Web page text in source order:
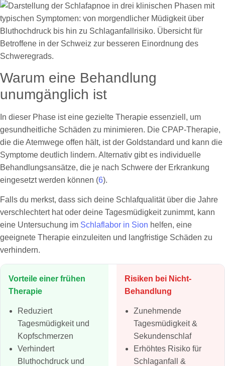
Warum eine Behandlung
unumgänglich ist
In dieser Phase ist eine gezielte Therapie essenziell, um
gesundheitliche Schäden zu minimieren. Die CPAP-Therapie,
die die Atemwege offen hält, ist der Goldstandard und kann die
Symptome deutlich lindern. Alternativ gibt es individuelle
Behandlungsansätze, die je nach Schwere der Erkrankung
eingesetzt werden können (6).
Falls du merkst, dass sich deine Schlafqualität über die Jahre
verschlechtert hat oder deine Tagesmüdigkeit zunimmt, kann
eine Untersuchung im Schlaflabor in Sion helfen, eine
geeignete Therapie einzuleiten und langfristige Schäden zu
verhindern.
Vorteile einer frühen
Therapie
Reduziert
Tagesmüdigkeit und
Kopfschmerzen
Verhindert
Bluthochdruck und
Risiken bei Nicht-
Behandlung
Zunehmende
Tagesmüdigkeit &
Sekundenschlaf
Erhöhtes Risiko für
Schlaganfall &